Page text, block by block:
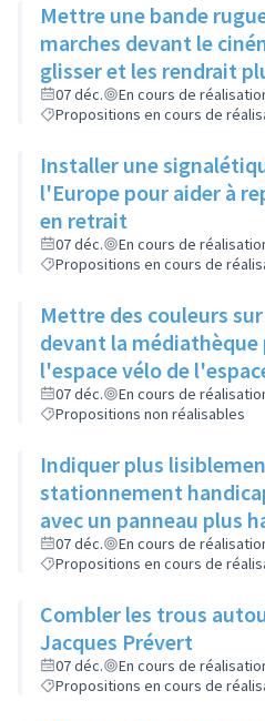
Mettre une bande
marches devant le
glisser et les rendrait
07 déc.
En cours de
Propositions en cours de
Installer une
l'Europe pour aider à
en retrait
07 déc.
En cours de
Propositions en cours de
Mettre des couleurs
devant la
l'espace vélo de
même idée, une
permettrait de mieux se
07 déc.
En cours de
Propositions non réalisables
Indiquer plus
stationnement
avec un panneau plus
fauteuil sur toutes les
07 déc.
En cours de
Propositions en cours de
Combler les trous
Jacques Prévert
07 déc.
En cours de
Propositions en cours de